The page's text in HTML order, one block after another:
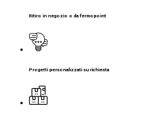
Ritiro in negozio o da fermopoint
Progetti personalizzati su richiesta